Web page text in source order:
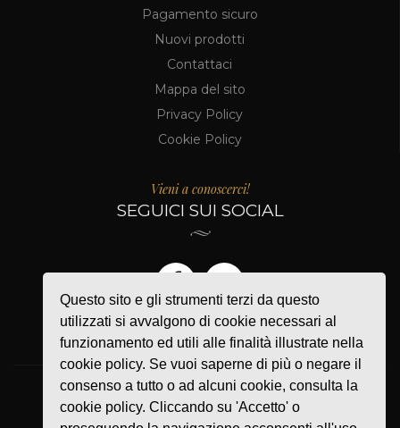
Questo sito e gli strumenti terzi da questo
utilizzati si avvalgono di cookie necessari al
funzionamento ed utili alle finalità illustrate nella
cookie policy. Se vuoi saperne di più o negare il
consenso a tutto o ad alcuni cookie, consulta la
cookie policy. Cliccando su 'Accetto' o
Pagamento sicuro
Nuovi prodotti
Contattaci
Mappa del sito
Privacy Policy
Cookie Policy
Vieni a conoscerci!
SEGUICI SUI SOCIAL
PAGAMENTI ACCETTATI